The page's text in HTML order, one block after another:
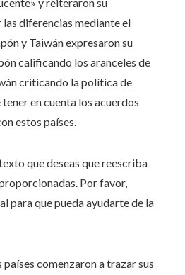
diferencias mediante el
y Taiwán expresaron su
calificando los aranceles de
criticando la política de
en cuenta los acuerdos
estos países.
que deseas que reescriba
Por favor,
para que pueda ayudarte de la
países comenzaron a trazar sus